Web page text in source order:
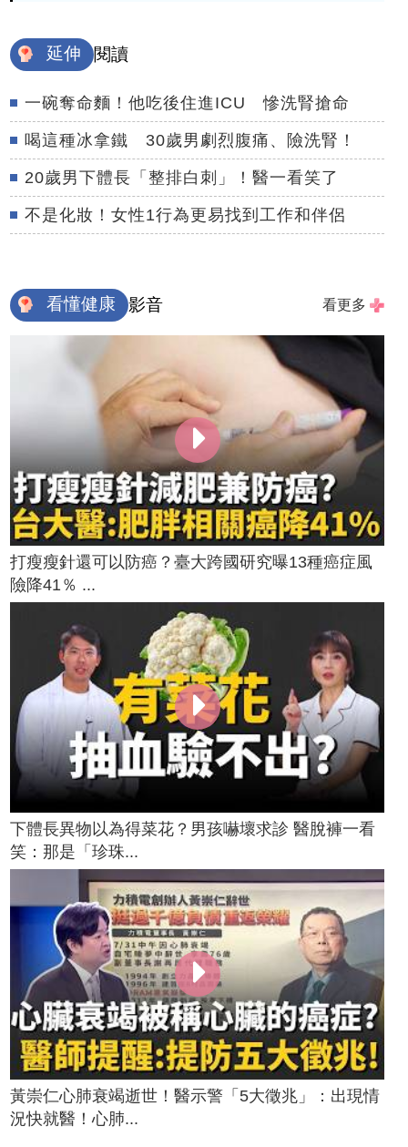
延伸 閱讀
一碗奪命麵！他吃後住進ICU 慘洗腎搶命
喝這種冰拿鐵 30歲男劇烈腹痛、險洗腎！
20歲男下體長「整排白刺」！醫一看笑了
不是化妝！女性1行為更易找到工作和伴侶
看懂健康 影音 看更多
打瘦瘦針還可以防癌？臺大跨國研究曝13種癌症風
險降41％ ...
下體長異物以為得菜花？男孩嚇壞求診 醫脫褲一看
笑：那是「珍珠...
黃崇仁心肺衰竭逝世！醫示警「5大徵兆」：出現情
況快就醫！心肺...